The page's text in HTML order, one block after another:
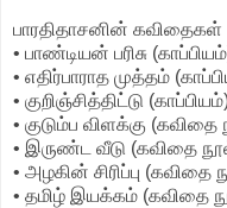
பாரதிதாசனின் கவிதைகள்
• பாண்டியன் பரிசு
• எதிர்பாராத முத்தம்
• குறிஞ்சித்திட்டு
• குடும்ப விளக்கு (கவிதை
• இருண்ட வீடு (கவிதை
• அழகின் சிரிப்பு (கவிதை
• தமிழ் இயக்கம் (கவிதை